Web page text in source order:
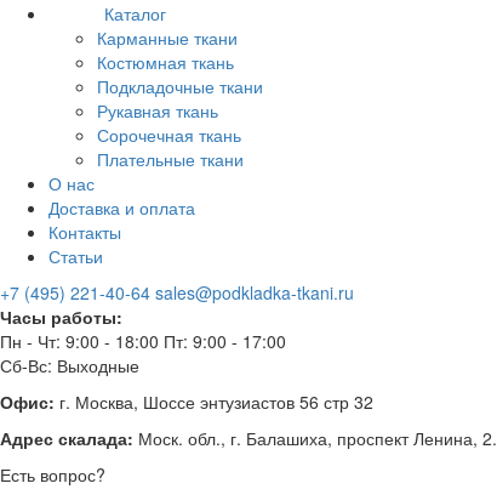
Каталог
Карманные ткани
Костюмная ткань
Подкладочные ткани
Рукавная ткань
Сорочечная ткань
Плательные ткани
О нас
Доставка и оплата
Контакты
Статьи
+7 (495) 221-40-64 sales@podkladka-tkani.ru
Часы работы:
Пн - Чт: 9:00 - 18:00 Пт: 9:00 - 17:00
Сб-Вс: Выходные
Офис: г. Москва, Шоссе энтузиастов 56 стр 32
Адрес скалада: Моск. обл., г. Балашиха, проспект Ленина, 2.
Есть вопрос?